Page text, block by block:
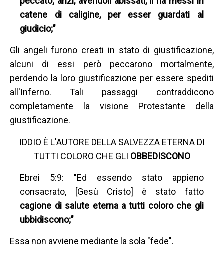
catene di caligine, per esser guardati al
giudicio;"
Gli angeli furono creati in stato di giustificazione,
alcuni di essi però peccarono mortalmente,
perdendo la loro giustificazione per essere spediti
all'Inferno. Tali passaggi contraddicono
completamente la visione Protestante della
giustificazione.
IDDIO È L'AUTORE DELLA SALVEZZA ETERNA DI
TUTTI COLORO CHE GLI OBBEDISCONO
Ebrei 5:9: "Ed essendo stato appieno
consacrato, [Gesù Cristo] è stato fatto
cagione di salute eterna a tutti coloro che gli
ubbidiscono;"
Essa non avviene mediante la sola "fede".